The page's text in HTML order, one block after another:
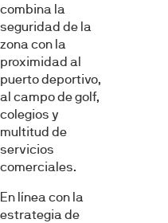
combina la
seguridad de la
zona con la
proximidad al
puerto deportivo,
al campo de golf,
colegios y
multitud de
servicios
comerciales.
En línea con la
estrategia de